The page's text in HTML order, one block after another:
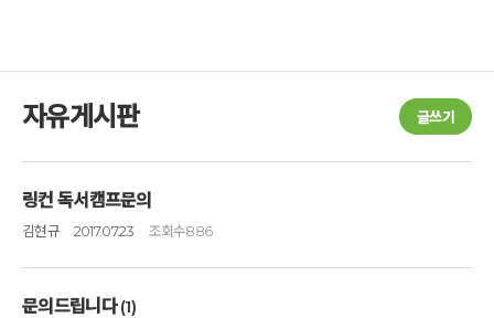
자유게시판 글쓰기
링컨 독서캠프문의
김현규 2017.07.23 조회수886
문의드립니다(1)